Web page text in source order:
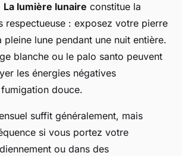
La lumière lunaire constitue la
respectueuse : exposez votre pierre
pleine lune pendant une nuit entière.
blanche ou le palo santo peuvent
les énergies négatives
douce.
suffit généralement, mais
si vous portez votre
ou dans des